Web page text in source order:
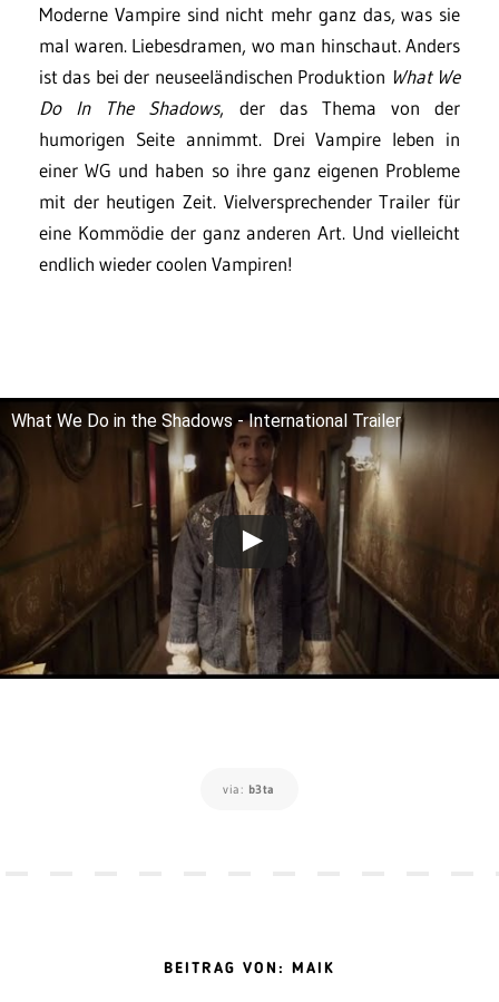
Moderne Vampire sind nicht mehr ganz das, was sie
mal waren. Liebesdramen, wo man hinschaut. Anders
ist das bei der neuseeländischen Produktion What We
Do In The Shadows, der das Thema von der
humorigen Seite annimmt. Drei Vampire leben in
einer WG und haben so ihre ganz eigenen Probleme
mit der heutigen Zeit. Vielversprechender Trailer für
eine Kommödie der ganz anderen Art. Und vielleicht
endlich wieder coolen Vampiren!
What We Do in the Shadows - International Trailer
via: b3ta
BEITRAG VON: MAIK